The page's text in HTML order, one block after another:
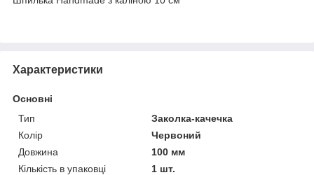
Характеристики
Основні
Тип
Заколка-качечка
Колір
Червоний
Довжина
100 мм
Кількість в упаковці
1 шт.